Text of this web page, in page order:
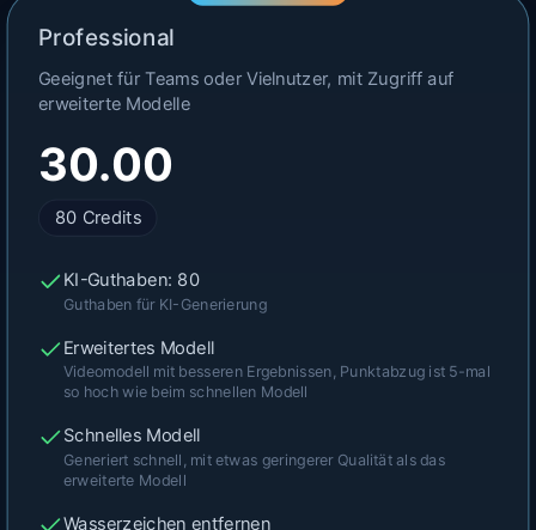
Professional
Geeignet für Teams oder Vielnutzer, mit Zugriff auf
erweiterte Modelle
30.00
80 Credits
KI-Guthaben: 80
Guthaben für KI-Generierung
Erweitertes Modell
Videomodell mit besseren Ergebnissen, Punktabzug ist 5-mal
so hoch wie beim schnellen Modell
Schnelles Modell
Generiert schnell, mit etwas geringerer Qualität als das
erweiterte Modell
Wasserzeichen entfernen